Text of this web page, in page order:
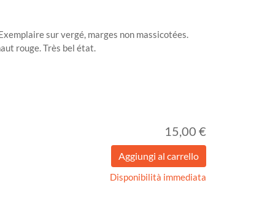
sur vergé, marges non massicotées.
rouge. Très bel état.
15,00 €
Disponibilità immediata